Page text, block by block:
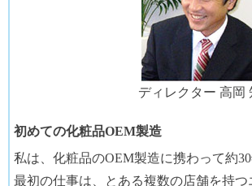
ディレクター 高岡
初めての化粧品OEM製造
私は、化粧品のOEM製造に携わって約30
最初の仕事は、とある複数の店舗を持つ